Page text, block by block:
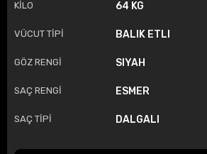
KİLO 64 KG
VÜCUT TİPİ BALIK ETLI
GÖZ RENGİ SIYAH
SAÇ RENGİ ESMER
SAÇ TİPİ DALGALI